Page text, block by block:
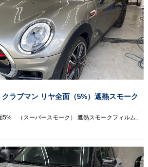
ラブマン リヤ全面（5%）遮熱スモーク
5% （スーパースモーク） 遮熱スモークフィルム、